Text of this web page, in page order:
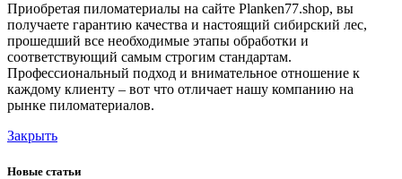
Приобретая пиломатериалы на сайте Planken77.shop, вы
получаете гарантию качества и настоящий сибирский лес,
прошедший все необходимые этапы обработки и
соответствующий самым строгим стандартам.
Профессиональный подход и внимательное отношение к
каждому клиенту – вот что отличает нашу компанию на
рынке пиломатериалов.
Закрыть
Новые статьи